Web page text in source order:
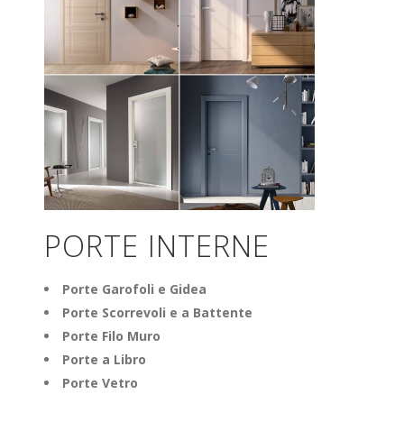
PORTE INTERNE
Porte Garofoli e Gidea
Porte Scorrevoli e a Battente
Porte Filo Muro
Porte a Libro
Porte Vetro